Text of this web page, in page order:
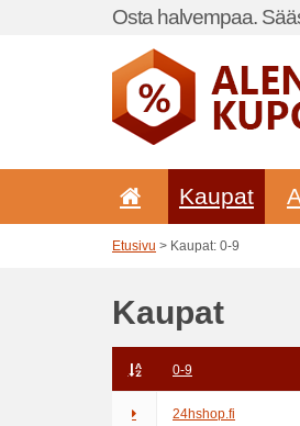
Osta halvempaa.
Kaupat
Etusivu > Kaupat: 0-9
Kaupat
0-9
24hshop.fi